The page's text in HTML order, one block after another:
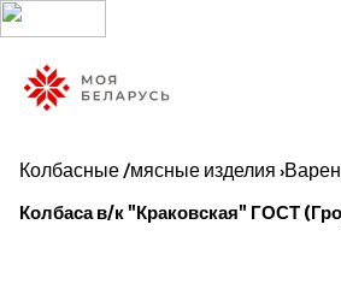
Колбасные /мясные изделия ›
Колбаса в/к "Краковская" ГОСТ